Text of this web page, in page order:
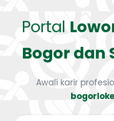
Portal
Bogor dan
Awali karir